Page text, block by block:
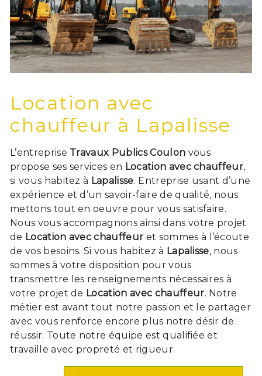
Location avec
chauffeur à Lapalisse
L’entreprise Travaux Publics Coulon vous
propose ses services en Location avec chauffeur,
si vous habitez à Lapalisse. Entreprise usant d’une
expérience et d’un savoir-faire de qualité, nous
mettons tout en oeuvre pour vous satisfaire.
Nous vous accompagnons ainsi dans votre projet
de Location avec chauffeur et sommes à l’écoute
de vos besoins. Si vous habitez à Lapalisse, nous
sommes à votre disposition pour vous
transmettre les renseignements nécessaires à
votre projet de Location avec chauffeur. Notre
métier est avant tout notre passion et le partager
avec vous renforce encore plus notre désir de
réussir. Toute notre équipe est qualifiée et
travaille avec propreté et rigueur.